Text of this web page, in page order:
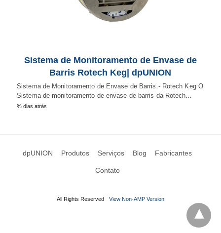
Sistema de Monitoramento de Envase de
Barris Rotech Keg| dpUNION
Sistema de Monitoramento de Envase de Barris - Rotech Keg O
Sistema de monitoramento de envase de barris da Rotech…
% dias atrás
dpUNION Produtos Serviços Blog Fabricantes
Contato
All Rights Reserved View Non-AMP Version